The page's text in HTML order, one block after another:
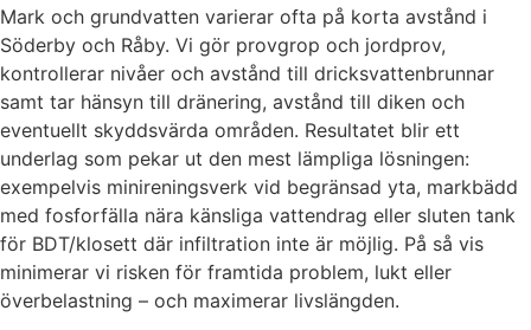
Mark och grundvatten varierar ofta på korta avstånd i
Söderby och Råby. Vi gör provgrop och jordprov,
kontrollerar nivåer och avstånd till dricksvattenbrunnar
samt tar hänsyn till dränering, avstånd till diken och
eventuellt skyddsvärda områden. Resultatet blir ett
underlag som pekar ut den mest lämpliga lösningen:
exempelvis minireningsverk vid begränsad yta, markbädd
med fosforfälla nära känsliga vattendrag eller sluten tank
för BDT/klosett där infiltration inte är möjlig. På så vis
minimerar vi risken för framtida problem, lukt eller
överbelastning – och maximerar livslängden.